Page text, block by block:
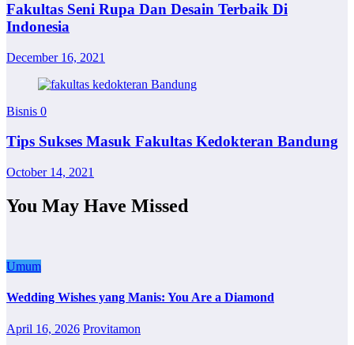
Fakultas Seni Rupa Dan Desain Terbaik Di
Indonesia
December 16, 2021
Bisnis 0
Tips Sukses Masuk Fakultas Kedokteran Bandung
October 14, 2021
You May Have Missed
Umum
Wedding Wishes yang Manis: You Are a Diamond
April 16, 2026 Provitamon